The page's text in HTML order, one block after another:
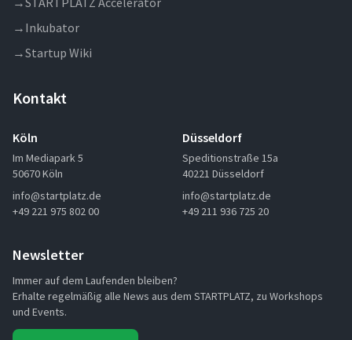
→ Inkubator
→Startup Wiki
Kontakt
Köln
Im Mediapark 5
50670 Köln
info@startplatz.de
+49 221 975 802 00
Düsseldorf
Speditionstraße 15a
40221 Düsseldorf
info@startplatz.de
+49 211 936 725 20
Newsletter
Immer auf dem Laufenden bleiben?
Erhalte regelmäßig alle News aus dem STARTPLATZ, zu Workshops
und Events.